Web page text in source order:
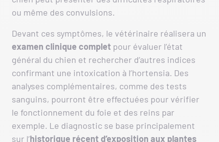
ou même des convulsions.
Devant ces symptômes, le vétérinaire réalisera un
examen clinique complet pour évaluer l’état
général du chien et rechercher d’autres indices
confirmant une intoxication à l’hortensia. Des
analyses complémentaires, comme des tests
sanguins, pourront être effectuées pour vérifier
le fonctionnement du foie et des reins par
exemple. Le diagnostic se base principalement
sur l’historique récent d’exposition aux plantes